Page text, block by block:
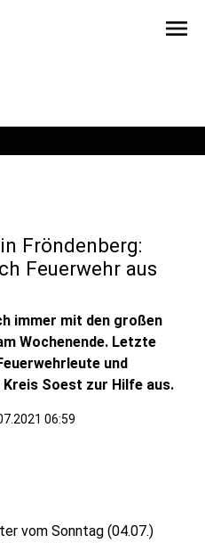
menu
Fröndenberg:
Feuerwehr aus
immer mit den großen
Wochenende. Letzte
und
Soest zur Hilfe aus.
06:59
vom Sonntag (04.07.)